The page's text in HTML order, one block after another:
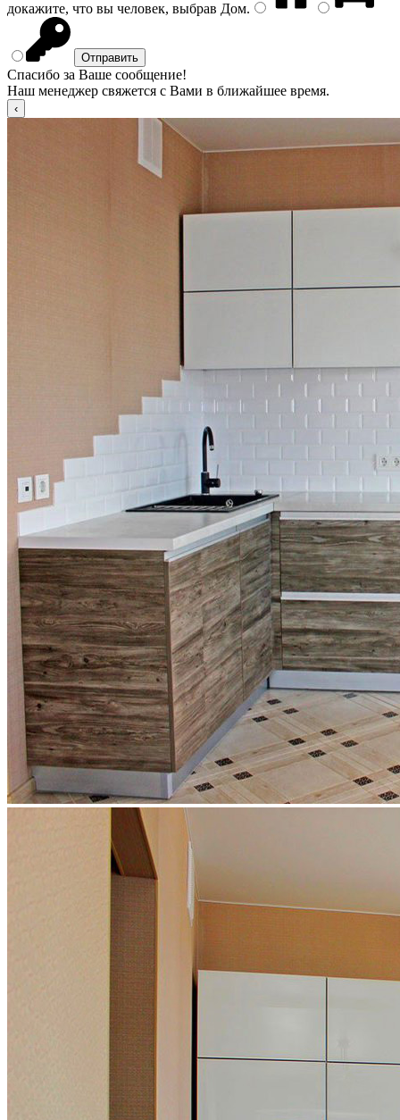
докажите, что вы человек, выбрав Дом.
Спасибо за Ваше сообщение!
Наш менеджер свяжется с Вами в ближайшее время.